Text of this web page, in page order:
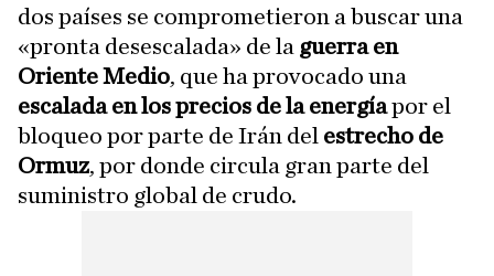
dos países se comprometieron a buscar una
«pronta desescalada» de la guerra en
Oriente Medio, que ha provocado una
escalada en los precios de la energíapor el
bloqueo por parte de Irán del estrecho de
Ormuz, por donde circula gran parte del
suministro global de crudo.